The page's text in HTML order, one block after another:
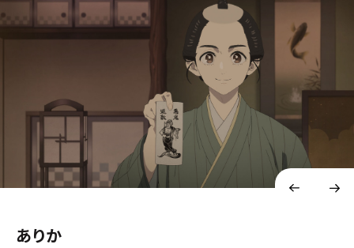
ありか